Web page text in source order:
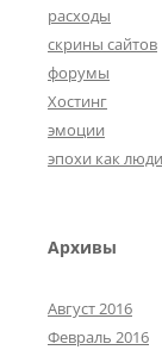
расходы
скрины сайтов
форумы
Хостинг
эмоции
эпохи как люди
Архивы
Август 2016
Февраль 2016